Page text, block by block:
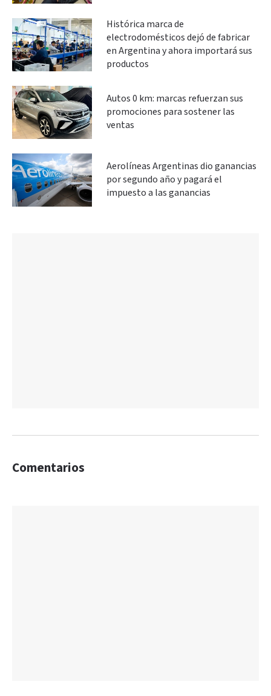
Histórica marca de
electrodomésticos dejó de fabricar
en Argentina y ahora importará sus
productos
Autos 0 km: marcas refuerzan sus
promociones para sostener las
ventas
Aerolíneas Argentinas dio ganancias
por segundo año y pagará el
impuesto a las ganancias
Comentarios